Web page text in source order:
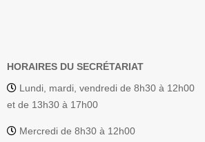
HORAIRES DU SECRÉTARIAT
Lundi, mardi, vendredi de 8h30 à 12h00
et de 13h30 à 17h00
Mercredi de 8h30 à 12h00